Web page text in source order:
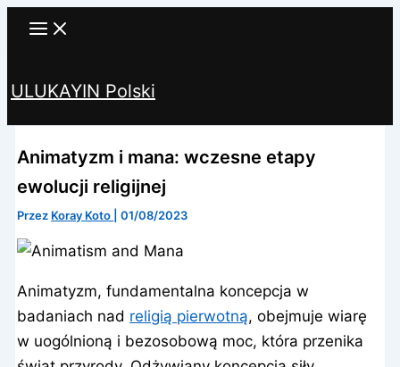
Przejdź
ULUKAYIN Polski
Animatyzm i mana: wczesne etapy
ewolucji religijnej
Przez Koray Koto |01/08/2023
Animatyzm, fundamentalna koncepcja w
badaniach nad religią pierwotną, obejmuje wiarę
w uogólnioną i bezosobową moc, która przenika